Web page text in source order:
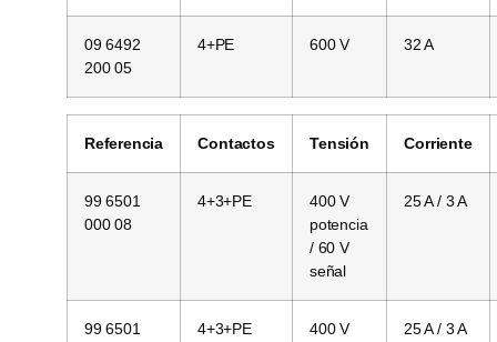
09 6492
200 05
4+PE 600 V 32 A
Referencia Contactos Tensión Corriente
99 6501
000 08
4+3+PE
400 V
potencia
/ 60 V
señal
25 A / 3 A
99 6501
4+3+PE
400 V
25 A / 3 A